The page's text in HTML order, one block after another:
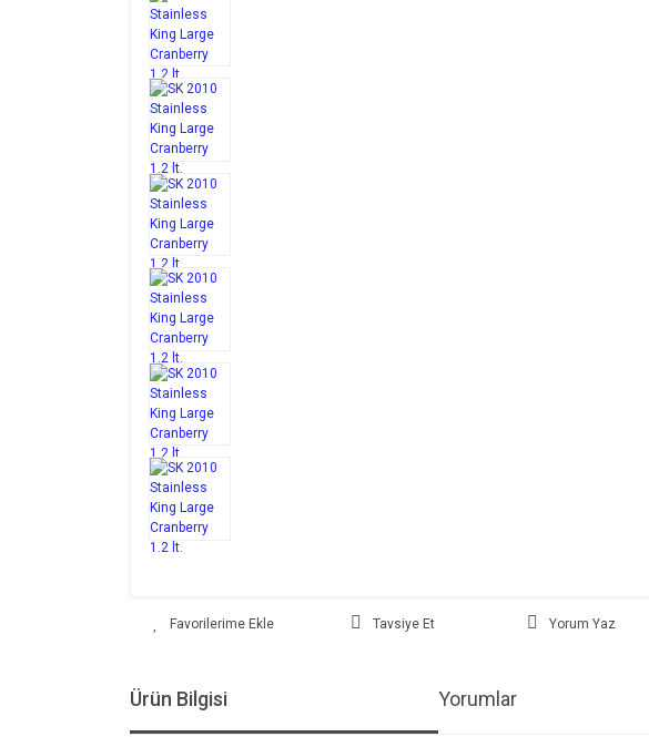
Tavsiye Et Yorum Yaz
Ürün Bilgisi Yorumlar